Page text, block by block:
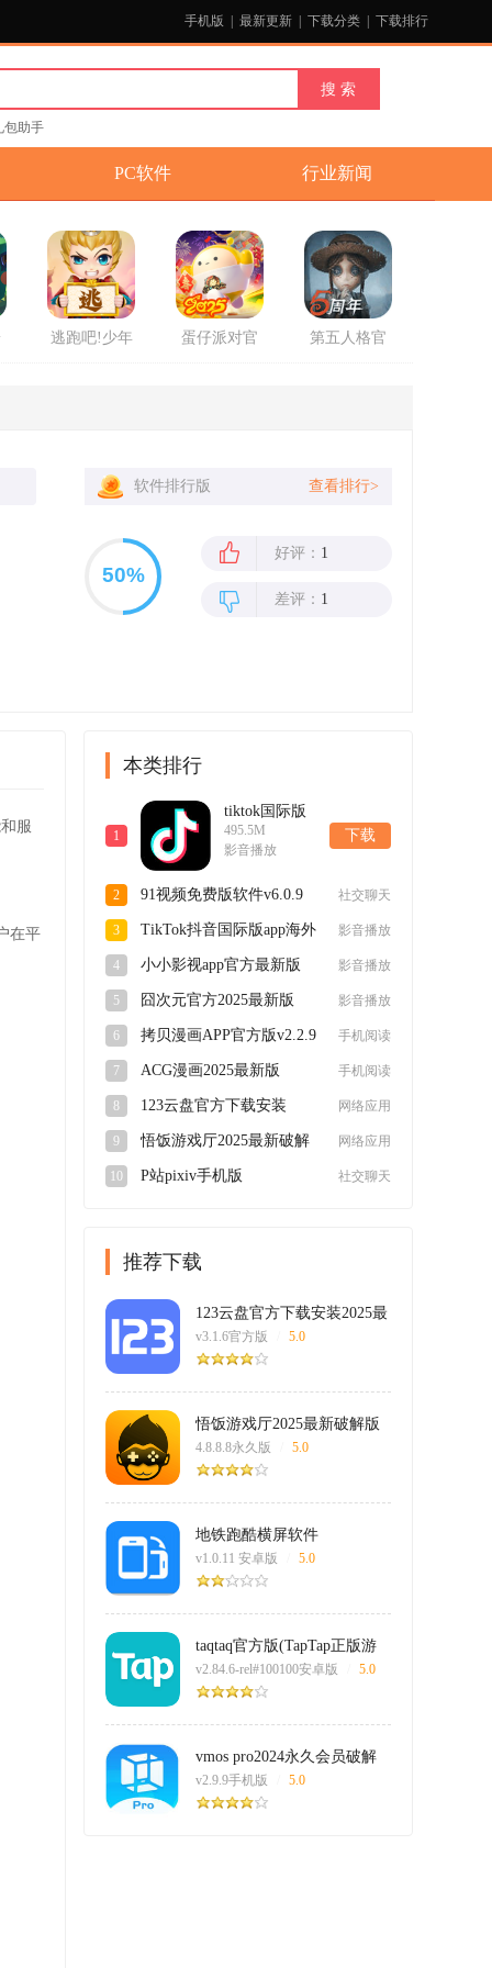
手机版 最新更新 下载分类 下载排行
包助手
PC软件 行业新闻
逃跑吧!少年
蛋仔派对官
第五人格官
软件排行版 查看排行>
好评： 1
差评： 1
服
在平
本类排行
1
tiktok国际版
短视频最新版
app41.1.1安卓
495.5M
影音播放
下载
2
91视频免费版软件v6.0.9
社交聊天
3
TikTok抖音国际版app海外
影音播放
4
小小影视app官方最新版
影音播放
5
囧次元官方2025最新版
影音播放
6
拷贝漫画APP官方版v2.2.9
手机阅读
7
ACG漫画2025最新版
手机阅读
8
123云盘官方下载安装
网络应用
9
悟饭游戏厅2025最新破解
网络应用
10
P站pixiv手机版
社交聊天
推荐下载
123云盘官方下载安装2025最
新版
v3.1.6官方版 5.0
悟饭游戏厅2025最新破解版
4.8.8.8永久版 5.0
地铁跑酷横屏软件
v1.0.11 安卓版 5.0
taqtaq官方版(TapTap正版游
戏)
v2.84.6-rel#100100安卓版 5.0
vmos pro2024永久会员破解
版
v2.9.9手机版 5.0